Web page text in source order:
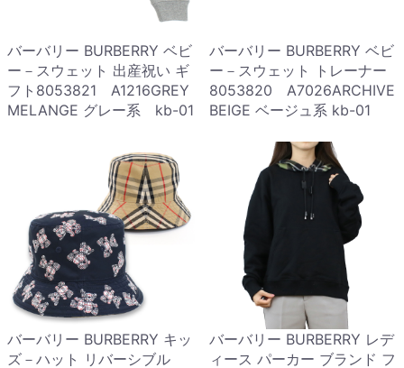
バーバリー BURBERRY ベビ
ー－スウェット 出産祝い ギ
フト8053821 A1216GREY
MELANGE グレー系 kb-01
バーバリー BURBERRY ベビ
ー－スウェット トレーナー
8053820 A7026ARCHIVE
BEIGE ベージュ系 kb-01
バーバリー BURBERRY キッ
ズ－ハット リバーシブル
バーバリー BURBERRY レデ
ィース パーカー ブランド フ